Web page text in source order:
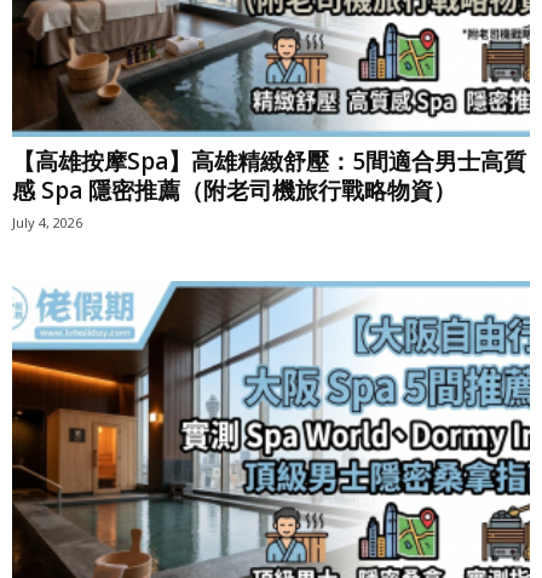
【高雄按摩Spa】高雄精緻舒壓：5間適合男士高質
感 Spa 隱密推薦（附老司機旅行戰略物資）
July 4, 2026